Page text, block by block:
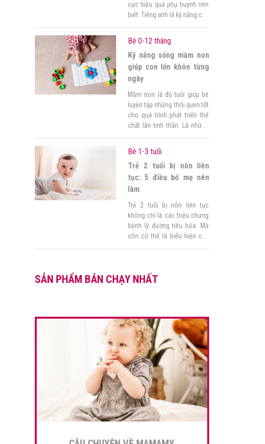
cực hiệu quả phụ huynh nên
biết. Tiếng anh là kỹ năng cực
anh cho con ngày từ bé. Từ
đó giúp bé có nền tảng tốt
nhất. 1. Vì sao nên để […]
Bé 0-12 tháng
Kỹ năng sống mầm non
giúp con lớn khôn từng
ngày
Mầm non là độ tuổi giúp bé
luyện tập những thói quen tốt
cho quá trình phát triển thể
chất lẫn tinh thần. Là những
bỏ qua kỹ năng sống mầm
non cho trẻ cực kỳ quan
trọng này. Đây chính là cơ sở
để bé ngày một […]
Bé 1-3 tuổi
Trẻ 2 tuổi bị nôn liên
tục: 5 điều bố mẹ nên
làm
Trẻ 2 tuổi bị nôn liên tục
không chỉ là các triệu chứng
bệnh lý đường tiêu hóa. Mà
còn có thể là biểu hiện của
tuổi hay bị nôn trớ? 1. Biểu
SẢN PHẨM BÁN CHẠY NHẤT